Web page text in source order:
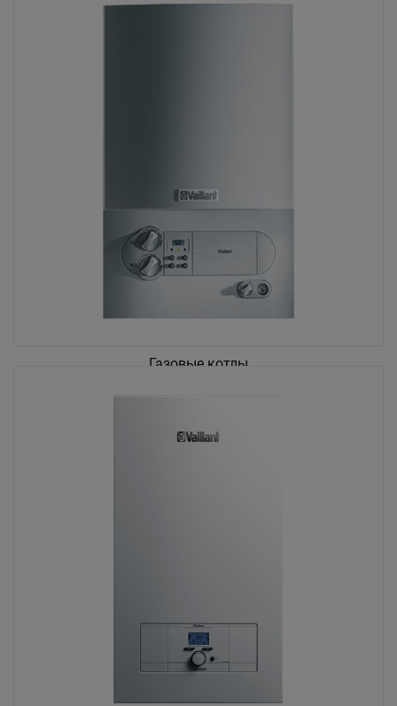
Газовые котлы